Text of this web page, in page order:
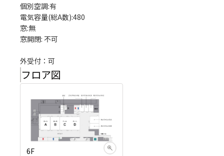
個別空調:有
電気容量(総A数):480
窓:無
窓開閉: 不可
外受付：可
フロア図
6F